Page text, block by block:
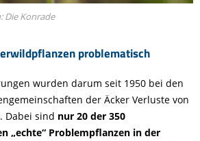
problematisch
Die Konrade
wurden darum seit 1950 bei den
der Äcker Verluste von
Dabei sind nur 20 der 350
„echte“ Problempflanzen in der